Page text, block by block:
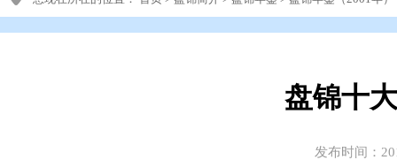
盘锦十
发布时间：